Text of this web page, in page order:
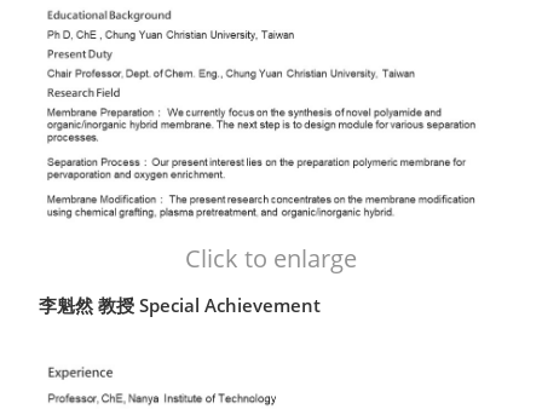
Click to enlarge
李魁然 教授 Special Achievement